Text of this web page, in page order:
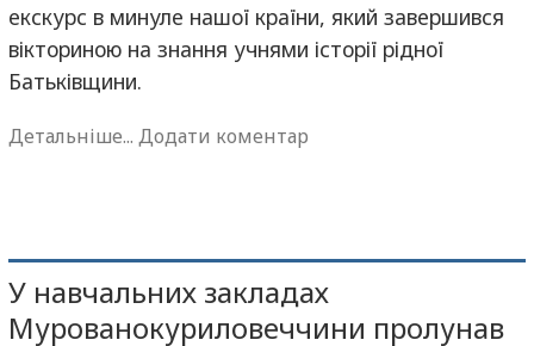
екскурс в минуле нашої країни, який завершився
вікториною на знання учнями історії рідної
Батьківщини.
Детальніше... Додати коментар
У навчальних закладах
Мурованокуриловеччини пролунав